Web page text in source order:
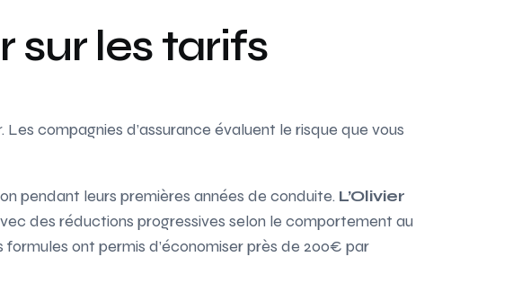
sur les tarifs
compagnies d’assurance évaluent le risque que vous
pendant leurs premières années de conduite. L’Olivier
des réductions progressives selon le comportement au
ont permis d’économiser près de 200€ par